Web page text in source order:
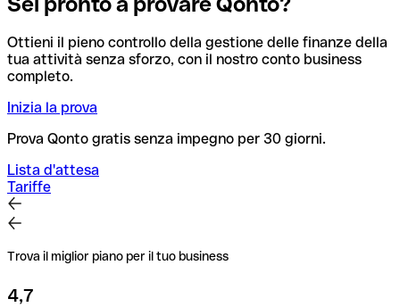
Ottieni il pieno controllo della gestione delle finanze della
tua attività senza sforzo, con il nostro conto business
completo.
Inizia la prova
Prova Qonto gratis senza impegno per 30 giorni.
Lista d'attesa
Tariffe
Trova il miglior piano per il tuo business
4,7